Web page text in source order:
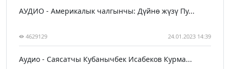
АУДИО - Америкалык чалгынчы: Дүйнө жүзү Пу...
4629129 24.01.2023 14:39
Аудио - Саясатчы Кубанычбек Исабеков Курма...